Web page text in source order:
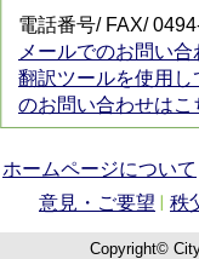
電話番号/FAX/
メールでのお問い
翻訳ツールを使用
のお問い合わせはこ
ホームページについて
意見・ご要望
秩
Copyright©